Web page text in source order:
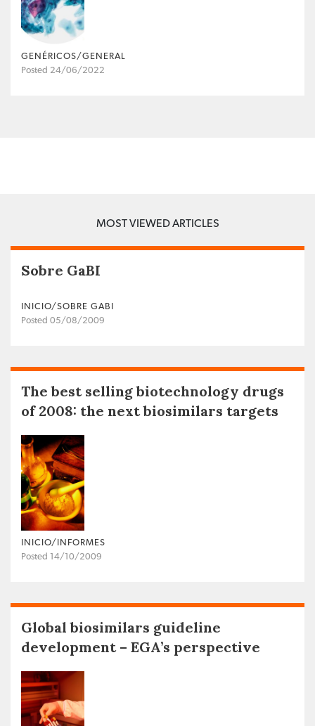
GENÉRICOS/GENERAL
Posted 24/06/2022
MOST VIEWED ARTICLES
Sobre GaBI
INICIO/SOBRE GABI
Posted 05/08/2009
The best selling biotechnology drugs
of 2008: the next biosimilars targets
INICIO/INFORMES
Posted 14/10/2009
Global biosimilars guideline
development – EGA’s perspective